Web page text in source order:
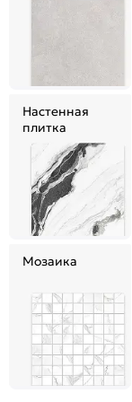
Настенная
плитка
Мозаика